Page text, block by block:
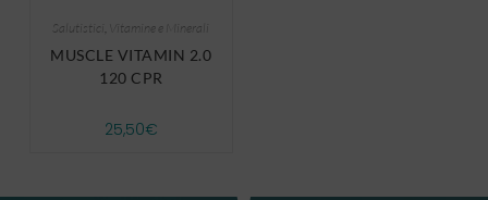
Salutistici Vitamine e Minerali
MUSCLE VITAMIN 2.0
120 CPR
25,50€